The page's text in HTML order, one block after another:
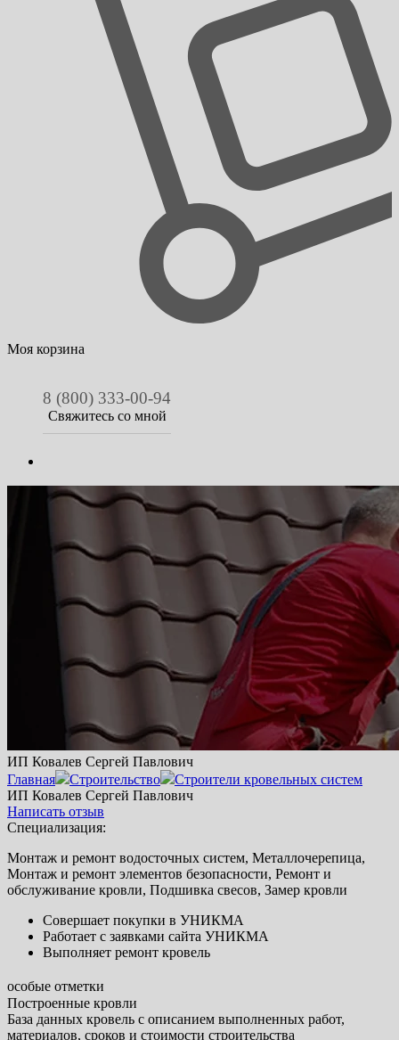
Моя корзина
8 (800) 333-00-94
Свяжитесь со мной
ИП Ковалев Сергей Павлович
Главная
Строительство
Строители кровельных систем
ИП Ковалев Сергей Павлович
Написать отзыв
Специализация:
Монтаж и ремонт водосточных систем, Металлочерепица,
Монтаж и ремонт элементов безопасности, Ремонт и
обслуживание кровли, Подшивка свесов, Замер кровли
Совершает покупки в УНИКМА
Работает с заявками сайта УНИКМА
Выполняет ремонт кровель
особые отметки
Построенные кровли
База данных кровель с описанием выполненных работ,
материалов, сроков и стоимости строительства